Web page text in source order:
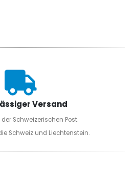
Versand
Schweizerischen Post.
Schweiz und Liechtenstein.